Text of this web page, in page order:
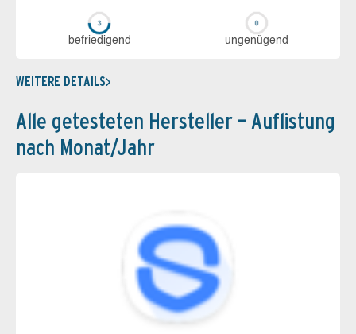
be­frie­di­gend un­ge­nü­gend
WEITERE DETAILS
Alle getesteten Hersteller – Auflistung
nach Monat/Jahr